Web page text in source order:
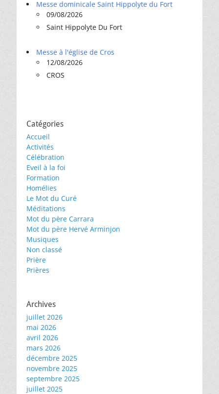
Messe dominicale Saint Hippolyte du Fort
09/08/2026
Saint Hippolyte Du Fort
Messe à l'église de Cros
12/08/2026
CROS
Catégories
Accueil
Activités
Célébration
Eveil à la foi
Formation
Homélies
Le Mot du Curé
Méditations
Mot du père Carrara
Mot du père Hervé Arminjon
Musiques
Non classé
Prière
Prières
Archives
juillet 2026
mai 2026
avril 2026
mars 2026
décembre 2025
novembre 2025
septembre 2025
juillet 2025